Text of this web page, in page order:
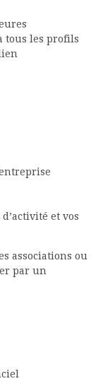
tous les profils
et vos
associations ou
par un